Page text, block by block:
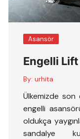
Asansör
Engelli
By: urhita
Ülkemizde son
engelli
oldukça
sandalye